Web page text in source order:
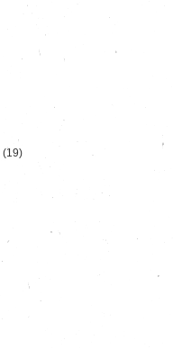
(19)